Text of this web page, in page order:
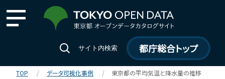
サイト内検索 都庁総合トップ
TOP データ可視化事例 東京都の平均気温と降水量の推移